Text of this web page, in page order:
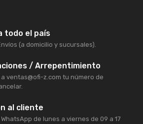
todo el país
(a domicilio y sucursales).
/ Arrepentimiento
ventas@ofi-z.com tu número de
al cliente
de lunes a viernes de 09 a 17